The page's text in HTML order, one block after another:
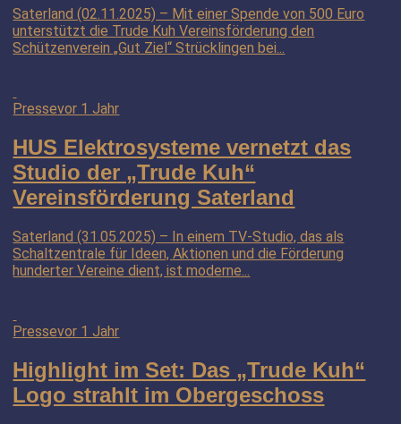
Saterland (02.11.2025) – Mit einer Spende von 500 Euro
unterstützt die Trude Kuh Vereinsförderung den
Schützenverein „Gut Ziel“ Strücklingen bei...
Pressevor 1 Jahr
HUS Elektrosysteme vernetzt das
Studio der „Trude Kuh“
Vereinsförderung Saterland
Saterland (31.05.2025) – In einem TV-Studio, das als
Schaltzentrale für Ideen, Aktionen und die Förderung
hunderter Vereine dient, ist moderne...
Pressevor 1 Jahr
Highlight im Set: Das „Trude Kuh“
Logo strahlt im Obergeschoss